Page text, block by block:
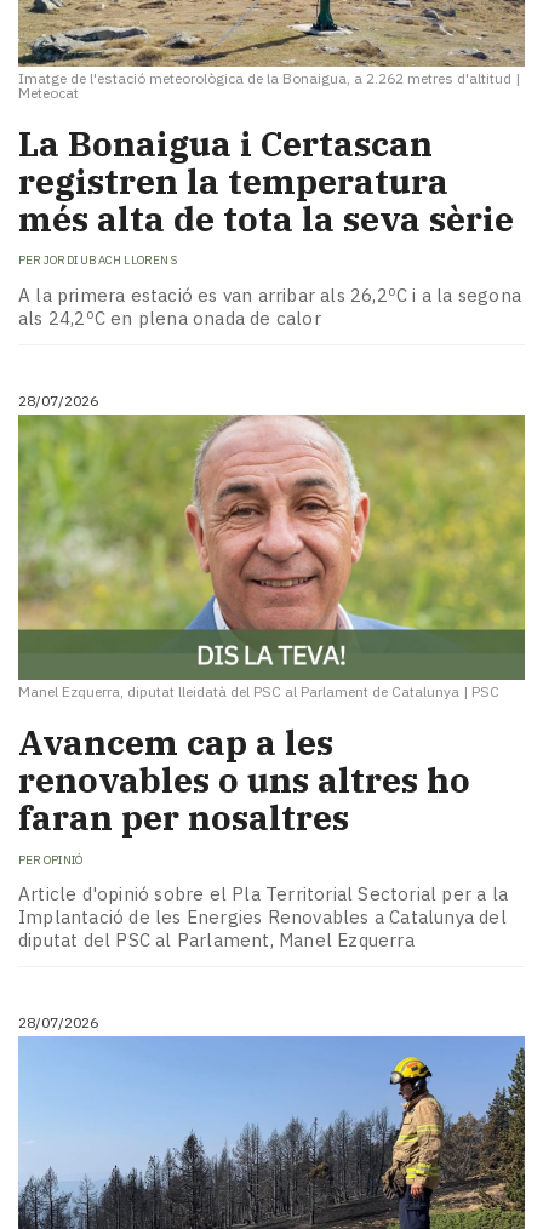
Imatge de l'estació meteorològica de la Bonaigua, a 2.262 metres d'altitud |
Meteocat
La Bonaigua i Certascan
registren la temperatura
més alta de tota la seva sèrie
PER JORDI UBACH LLORENS
A la primera estació es van arribar als 26,2ºC i a la segona
als 24,2ºC en plena onada de calor
28/07/2026
Manel Ezquerra, diputat lleidatà del PSC al Parlament de Catalunya | PSC
Avancem cap a les
renovables o uns altres ho
faran per nosaltres
PER OPINIÓ
Article d'opinió sobre el Pla Territorial Sectorial per a la
Implantació de les Energies Renovables a Catalunya del
diputat del PSC al Parlament, Manel Ezquerra
28/07/2026